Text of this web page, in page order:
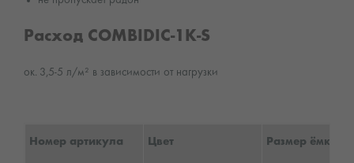
Расход COMBIDIC-1K-S
ок. 3,5-5 л/м² в зависимости от нагрузки
Номер артикула Цвет Размер ёмкости